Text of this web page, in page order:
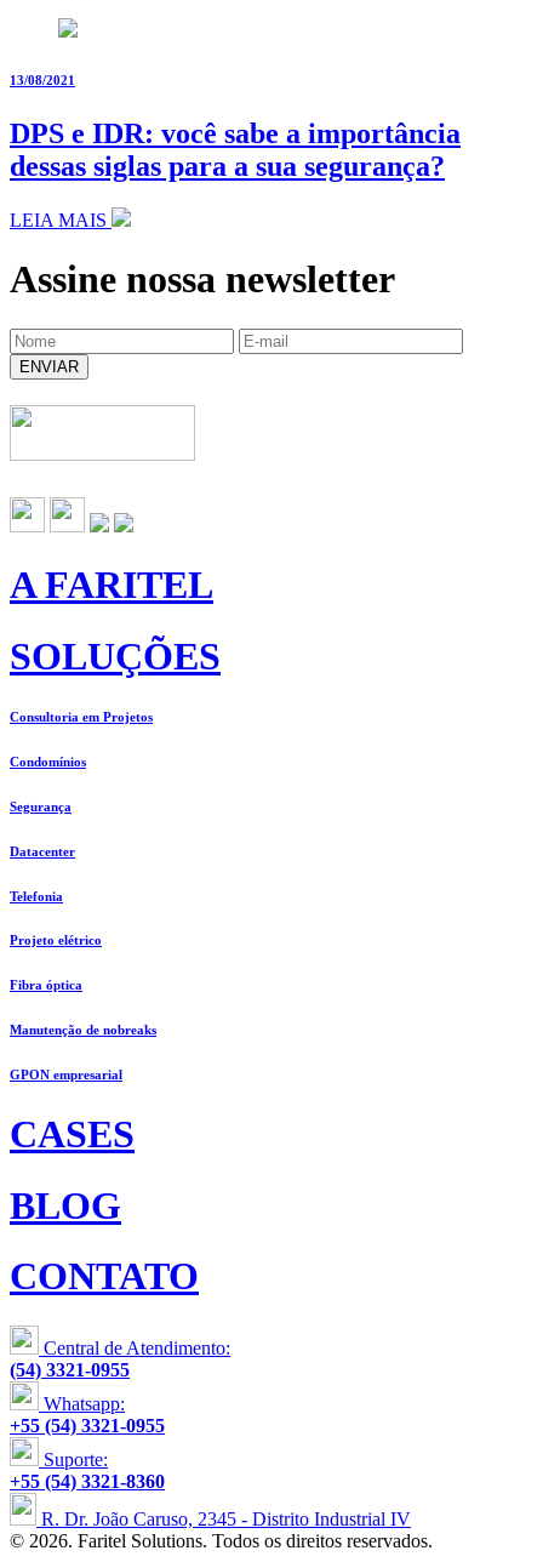
13/08/2021
DPS e IDR: você sabe a importância
dessas siglas para a sua segurança?
LEIA MAIS
Assine nossa newsletter
ENVIAR
A FARITEL
SOLUÇÕES
Consultoria em Projetos
Condomínios
Segurança
Datacenter
Telefonia
Projeto elétrico
Fibra óptica
Manutenção de nobreaks
GPON empresarial
CASES
BLOG
CONTATO
Central de Atendimento:
(54) 3321-0955
Whatsapp:
+55 (54) 3321-0955
Suporte:
+55 (54) 3321-8360
R. Dr. João Caruso, 2345 - Distrito Industrial IV
© 2026. Faritel Solutions. Todos os direitos reservados.